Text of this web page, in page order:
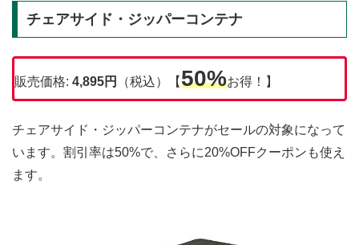
チェアサイド・ジッパーコンテナ
販売価格: 4,895円 （税込）【50%お得！】
チェアサイド・ジッパーコンテナがセールの対象になって
います。割引率は50%で、さらに20%OFFクーポンも使え
ます。